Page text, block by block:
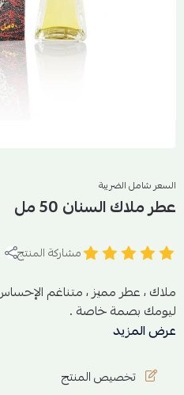
السعر شامل الضريبة
عطر ملاك السنان 50 مل
مشاركة المنتج
ملاك ، عطر مميز ، متناغم
ليومك بصمة خاصة .
عرض المزيد
تخصيص المنتج